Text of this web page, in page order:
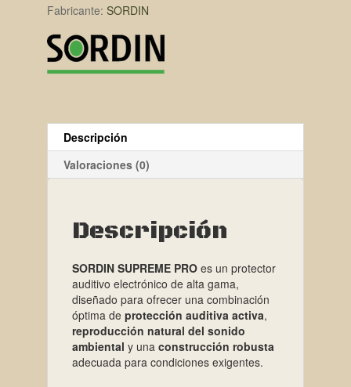
Fabricante: SORDIN
Descripción
Valoraciones (0)
Descripción
SORDIN SUPREME PRO es un protector
auditivo electrónico de alta gama,
diseñado para ofrecer una combinación
óptima de protección auditiva activa,
reproducción natural del sonido
ambiental y una construcción robusta
adecuada para condiciones exigentes.